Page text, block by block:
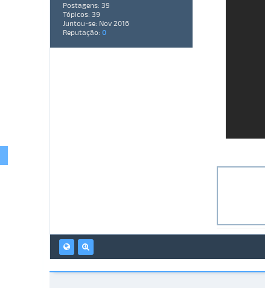
Postagens: 39
Tópicos: 39
Juntou-se: Nov 2016
Reputação: 0